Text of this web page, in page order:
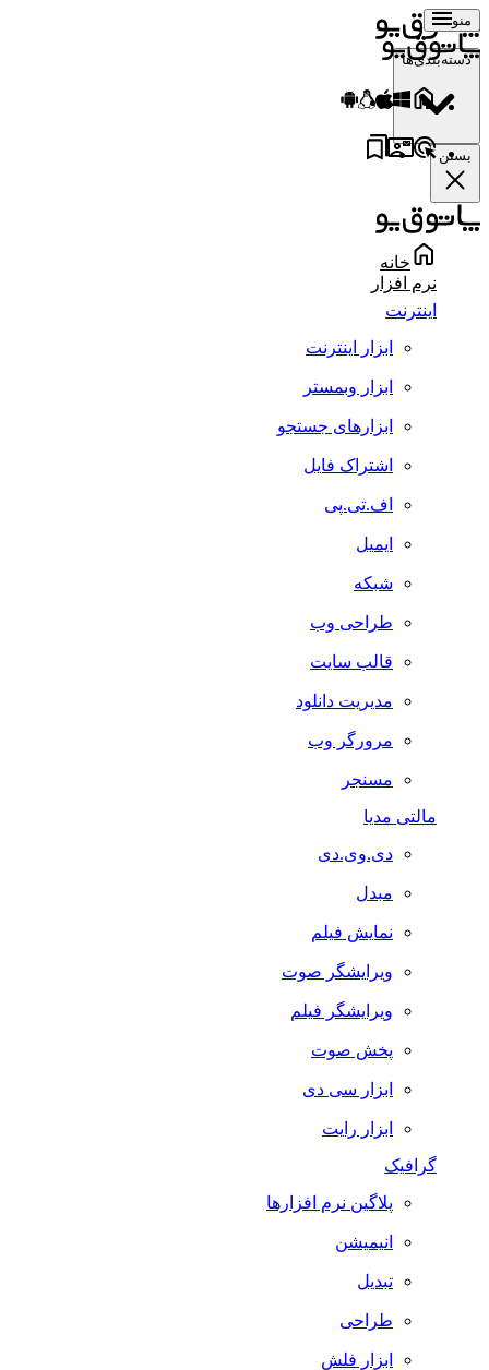
منو
دسته‌بندی‌ها
بستن
خانه
نرم افزار
اینترنت
ابزار اینترنت
ابزار وبمستر
ابزارهای جستجو
اشتراک فایل
اف.تی.پی
ایمیل
شبکه
طراحی وب
قالب سایت
مدیریت دانلود
مرورگر وب
مسنجر
مالتی مدیا
دی.وی.دی
مبدل
نمایش فیلم
ویرایشگر صوت
ویرایشگر فیلم
پخش صوت
ابزار سی دی
ابزار رایت
گرافیک
پلاگین نرم افزارها
انیمیشن
تبدیل
طراحی
ابزار فلش